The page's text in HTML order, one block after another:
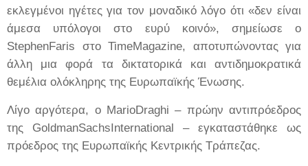
εκλεγμένοι ηγέτες για τον μοναδικό λόγο ότι «δεν είναι
άμεσα υπόλογοι στο ευρύ κοινό», σημείωσε ο
StephenFaris στο TimeMagazine, αποτυπώνοντας για
άλλη μια φορά τα δικτατορικά και αντιδημοκρατικά
θεμέλια ολόκληρης της Ευρωπαϊκής Ένωσης.
Λίγο αργότερα, ο MarioDraghi – πρώην αντιπρόεδρος
της GoldmanSachsInternational – εγκαταστάθηκε ως
πρόεδρος της Ευρωπαϊκής Κεντρικής Τράπεζας.